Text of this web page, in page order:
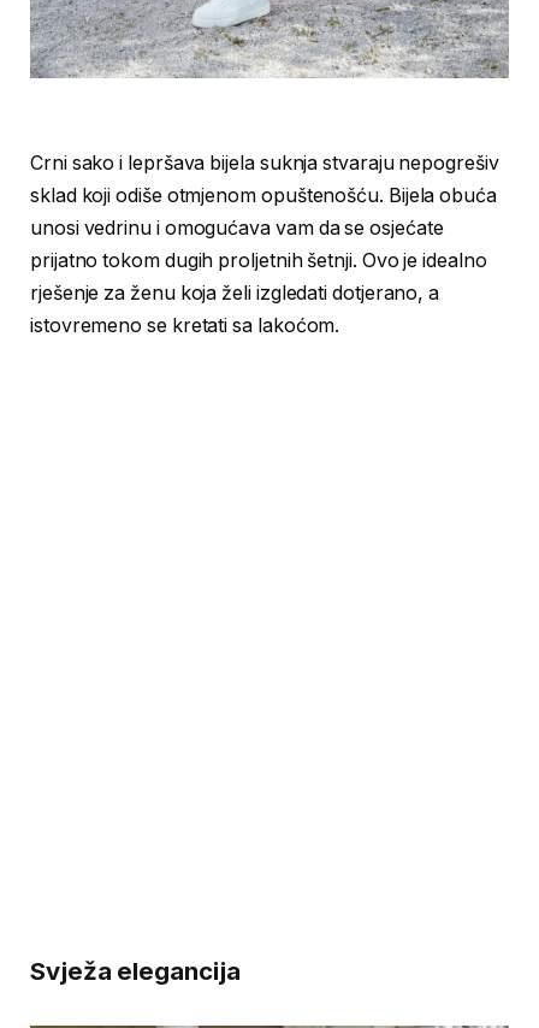
Crni sako i lepršava bijela suknja stvaraju nepogrešiv
sklad koji odiše otmjenom opuštenošću. Bijela obuća
unosi vedrinu i omogućava vam da se osjećate
prijatno tokom dugih proljetnih šetnji. Ovo je idealno
rješenje za ženu koja želi izgledati dotjerano, a
istovremeno se kretati sa lakoćom.
Svježa elegancija